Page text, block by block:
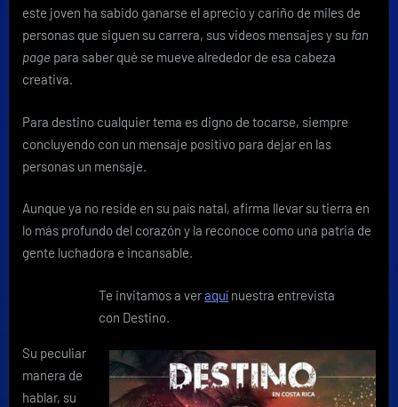
este joven ha sabido ganarse el aprecio y cariño de miles de
personas que siguen su carrera, sus videos mensajes y su fan
page para saber qué se mueve alrededor de esa cabeza
creativa.
Para destino cualquier tema es digno de tocarse, siempre
concluyendo con un mensaje positivo para dejar en las
personas un mensaje.
Aunque ya no reside en su país natal, afirma llevar su tierra en
lo más profundo del corazón y la reconoce como una patria de
gente luchadora e incansable.
Te invitamos a veraquí nuestra entrevista
con Destino.
Su peculiar
manera de
hablar, su